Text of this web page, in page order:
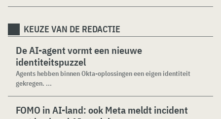
KEUZE VAN DE REDACTIE
De AI-agent vormt een nieuwe
identiteitspuzzel
Agents hebben binnen Okta-oplossingen een eigen identiteit
gekregen. ...
FOMO in AI-land: ook Meta meldt incident